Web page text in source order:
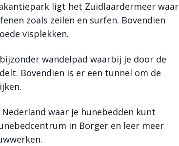
ligt het Zuidlaardermeer waar
zoals zeilen en surfen. Bovendien
visplekken.
wandelpad waarbij je door de
Bovendien is er een tunnel om de
waar je hunebedden kunt
in Borger en leer meer